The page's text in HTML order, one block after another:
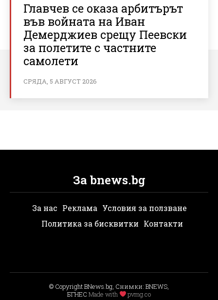
Главчев се оказа арбитърът
във войната на Иван
Демерджиев срещу Пеевски
за полетите с частните
самолети
СРЯДА, 5 АВГУСТ 2026
За bnews.bg
За нас Реклама Условия за ползване
Политика за бисквитки Контакти
© Copyright BNews.bg, Снимки: BNEWS,
БГНЕС Мade with pvmg.co